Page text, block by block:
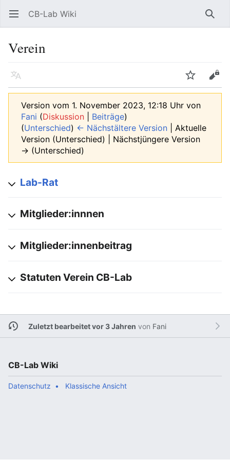
Hauptmenü öffnen CB-Lab Wiki
Verein
Sprache Beobachten Bearbeiten
Version vom 1. November 2023, 12:18 Uhr von
Fani (Diskussion Beiträge)
(Unterschied) ← Nächstältere Version | Aktuelle
Version (Unterschied) | Nächstjüngere Version
→ (Unterschied)
Lab-Rat
Mitglieder:innnen
Mitglieder:innenbeitrag
Statuten Verein CB-Lab
Zuletzt bearbeitet vor 3 Jahren von Fani
CB-Lab Wiki
Datenschutz Klassische Ansicht